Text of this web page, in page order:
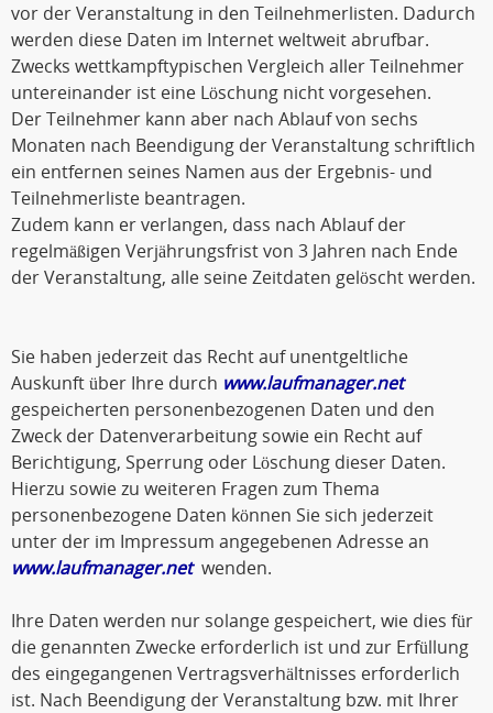
vor der Veranstaltung in den Teilnehmerlisten. Dadurch
werden diese Daten im Internet weltweit abrufbar.
Zwecks wettkampftypischen Vergleich aller Teilnehmer
untereinander ist eine Löschung nicht vorgesehen.
Der Teilnehmer kann aber nach Ablauf von sechs
Monaten nach Beendigung der Veranstaltung schriftlich
ein entfernen seines Namen aus der Ergebnis- und
Teilnehmerliste beantragen.
Zudem kann er verlangen, dass nach Ablauf der
regelmäßigen Verjährungsfrist von 3 Jahren nach Ende
der Veranstaltung, alle seine Zeitdaten gelöscht werden.
Sie haben jederzeit das Recht auf unentgeltliche
Auskunft über Ihre durch www.laufmanager.net
gespeicherten personenbezogenen Daten und den
Zweck der Datenverarbeitung sowie ein Recht auf
Berichtigung, Sperrung oder Löschung dieser Daten.
Hierzu sowie zu weiteren Fragen zum Thema
personenbezogene Daten können Sie sich jederzeit
unter der im Impressum angegebenen Adresse an
www.laufmanager.netwenden.
Ihre Daten werden nur solange gespeichert, wie dies für
die genannten Zwecke erforderlich ist und zur Erfüllung
des eingegangenen Vertragsverhältnisses erforderlich
ist. Nach Beendigung der Veranstaltung bzw. mit Ihrer